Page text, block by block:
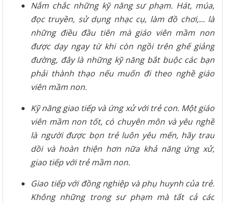
Nắm chắc những kỹ năng sư phạm. Hát, múa,
đọc truyền, sử dụng nhạc cụ, làm đồ chơi,... là
những điều đầu tiên mà giáo viên mầm non
được dạy ngay từ khi còn ngồi trên ghế giảng
đường, đây là những kỹ năng bắt buộc các bạn
phải thành thạo nếu muốn đi theo nghề giáo
viên mầm non.
Kỹ năng giao tiếp và ứng xử với trẻ con. Một giáo
viên mầm non tốt, có chuyên môn và yêu nghề
là người được bọn trẻ luôn yêu mến, hãy trau
dồi và hoàn thiện hơn nữa khả năng ứng xử,
giao tiếp với trẻ mầm non.
Giao tiếp với đồng nghiệp và phụ huynh của trẻ.
Không những trong sư phạm mà tất cả các